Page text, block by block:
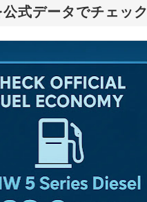
式データでチェック